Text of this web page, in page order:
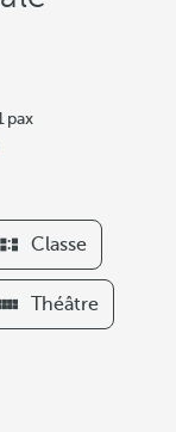
Classe
Théâtre